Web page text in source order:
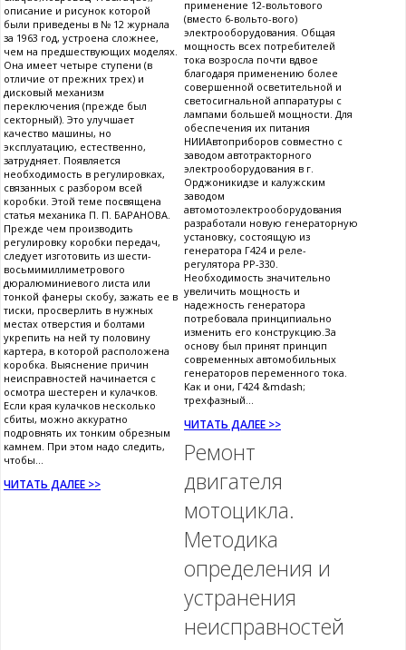
описание и рисунок которой
были приведены в № 12 журнала
за 1963 год, устроена сложнее,
чем на предшествующих моделях.
Она имеет четыре ступени (в
отличие от прежних трех) и
дисковый механизм
переключения (прежде был
секторный). Это улучшает
качество машины, но
эксплуатацию, естественно,
затрудняет. Появляется
необходимость в регулировках,
связанных с разбором всей
коробки. Этой теме посвящена
статья механика П. П. БАРАНОВА.
Прежде чем производить
регулировку коробки передач,
следует изготовить из шести-
восьмимиллиметрового
дюралюминиевого листа или
тонкой фанеры скобу, зажать ее в
тиски, просверлить в нужных
местах отверстия и болтами
укрепить на ней ту половину
картера, в которой расположена
коробка. Выяснение причин
неисправностей начинается с
осмотра шестерен и кулачков.
Если края кулачков несколько
сбиты, можно аккуратно
подровнять их тонким обрезным
камнем. При этом надо следить,
чтобы...
ЧИТАТЬ ДАЛЕЕ >>
применение 12-вольтового
(вместо 6-вольто-вого)
электрооборудования. Общая
мощность всех потребителей
тока возросла почти вдвое
благодаря применению более
совершенной осветительной и
светосигнальной аппаратуры с
лампами большей мощности. Для
обеспечения их питания
НИИАвтоприборов совместно с
заводом автотракторного
электрооборудования в г.
Орджоникидзе и калужским
заводом
автомотоэлектрооборудования
разработали новую генераторную
установку, состоящую из
генератора Г424 и реле-
регулятора РР-330.
Необходимость значительно
увеличить мощность и
надежность генератора
потребовала принципиально
изменить его конструкцию.За
основу был принят принцип
современных автомобильных
генераторов переменного тока.
Как и они, Г424 &mdash;
трехфазный...
ЧИТАТЬ ДАЛЕЕ >>
Ремонт
двигателя
мотоцикла.
Методика
определения и
устранения
неисправностей